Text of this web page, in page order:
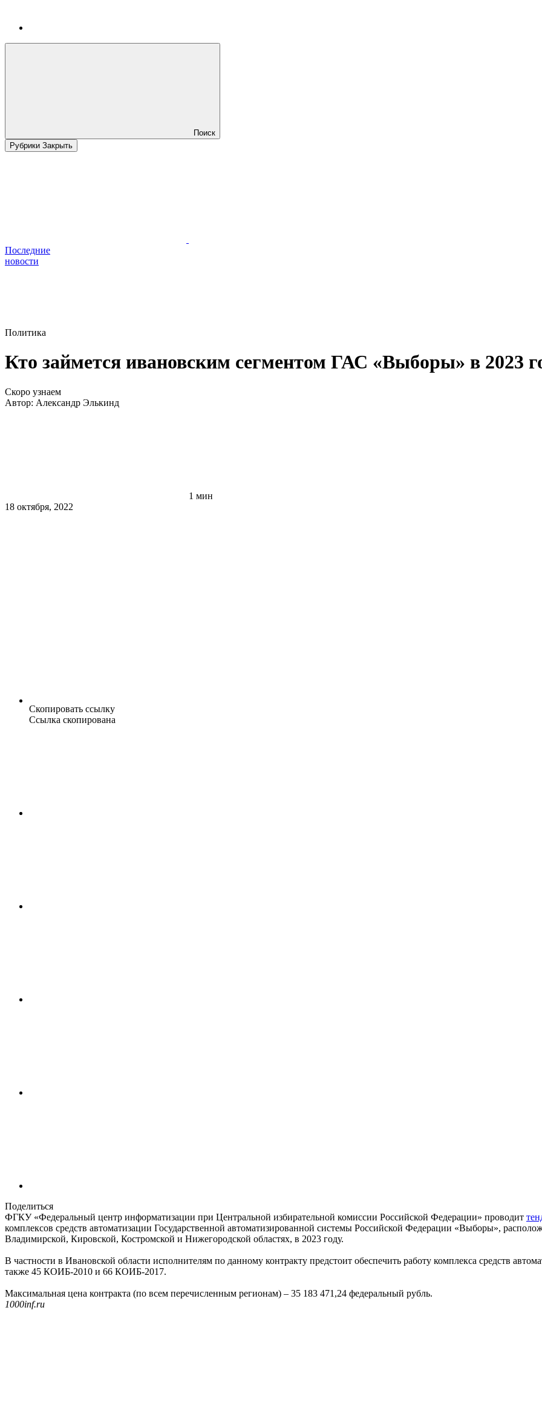
Поиск
Рубрики Закрыть
Последние
новости
Политика
Кто займется ивановским сегментом ГАС «Выборы» в 2023
Скоро узнаем
Автор: Александр Элькинд
1 мин
18 октября, 2022
Скопировать ссылку
Ссылка скопирована
Поделиться
ФГКУ «Федеральный центр информатизации при Центральной избирательной комиссии Российской Федерации» проводит
комплексов средств автоматизации Государственной автоматизированной системы Российской Федерации «Выборы»,
Владимирской, Кировской, Костромской и Нижегородской областях, в 2023 году.
В частности в Ивановской области исполнителям по данному контракту предстоит обеспечить работу комплекса средств
также 45 КОИБ-2010 и 66 КОИБ-2017.
Максимальная цена контракта (по всем перечисленным регионам) – 35 183 471,24 федеральный рубль.
1000inf.ru